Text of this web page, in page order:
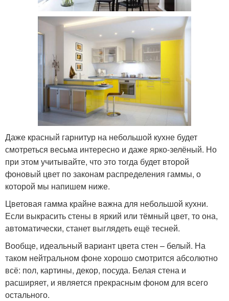
Даже красный гарнитур на небольшой кухне будет
смотреться весьма интересно и даже ярко-зелёный. Но
при этом учитывайте, что это тогда будет второй
фоновый цвет по законам распределения гаммы, о
которой мы напишем ниже.
Цветовая гамма крайне важна для небольшой кухни.
Если выкрасить стены в яркий или тёмный цвет, то она,
автоматически, станет выглядеть ещё тесней.
Вообще, идеальный вариант цвета стен – белый. На
таком нейтральном фоне хорошо смотрится абсолютно
всё: пол, картины, декор, посуда. Белая стена и
расширяет, и является прекрасным фоном для всего
остального.